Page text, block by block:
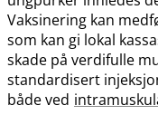
Vaksinering kan
som kan gi lokal
skade på verdifulle
standardisert
både ved